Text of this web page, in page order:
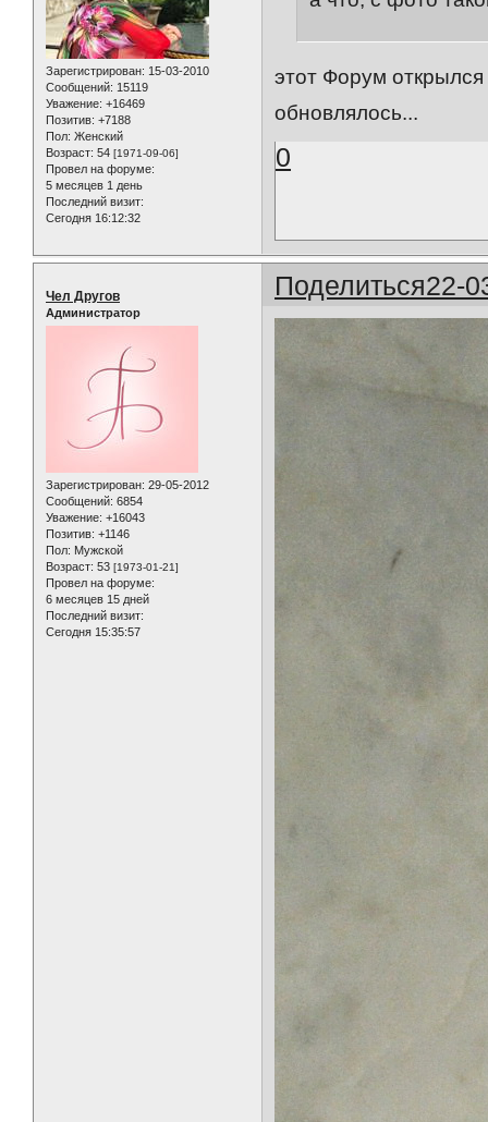
Зарегистрирован: 15-03-2010
Сообщений: 15119
Уважение: +16469
Позитив: +7188
Пол: Женский
Возраст: 54 [1971-09-06]
Провел на форуме:
5 месяцев 1 день
Последний визит:
Сегодня 16:12:32
этот Форум
обновлялось...
0
Поделиться22-
Чел Другов
Администратор
Зарегистрирован: 29-05-2012
Сообщений: 6854
Уважение: +16043
Позитив: +1146
Пол: Мужской
Возраст: 53 [1973-01-21]
Провел на форуме:
6 месяцев 15 дней
Последний визит:
Сегодня 15:35:57